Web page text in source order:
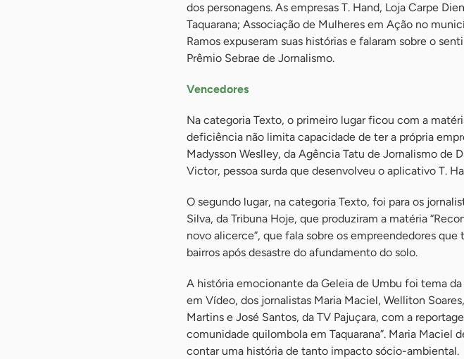
dos personagens. As empresas T. Hand, Loja Carpe
Taquarana; Associação de Mulheres em Ação no
Ramos expuseram suas histórias e falaram sobre o
Prêmio Sebrae de Jornalismo.
Vencedores
Na categoria Texto, o primeiro lugar ficou com a
deficiência não limita capacidade de ter a própria
Madysson Weslley, da Agência Tatu de Jornalismo de
Victor, pessoa surda que desenvolveu o aplicativo T.
O segundo lugar, na categoria Texto, foi para os
Silva, da Tribuna Hoje, que produziram a matéria
novo alicerce”, que fala sobre os empreendedores
bairros após desastre do afundamento do solo.
A história emocionante da Geleia de Umbu foi tema
em Vídeo, dos jornalistas Maria Maciel, Welliton
Martins e José Santos, da TV Pajuçara, com a
comunidade quilombola em Taquarana”. Maria Maciel
contar uma história de tanto impacto sócio-ambiental.